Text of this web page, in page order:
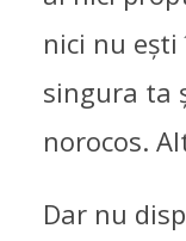
nici nu
singura ta
norocos.
Dar nu